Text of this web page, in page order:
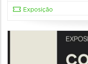
Exposição